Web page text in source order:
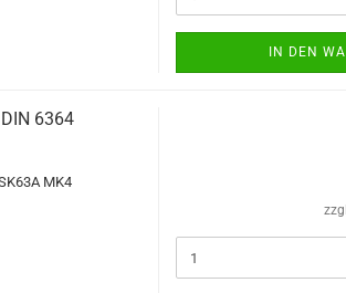
IN DEN
6364
MK4